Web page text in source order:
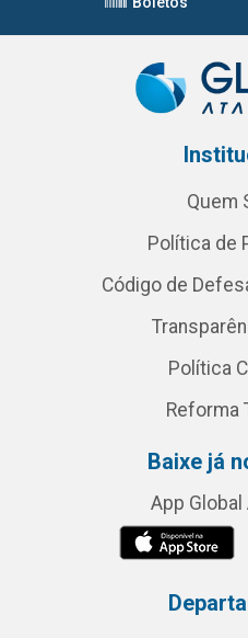
Quem
Política de
Código de
Política
Reforma
Baixe já
App